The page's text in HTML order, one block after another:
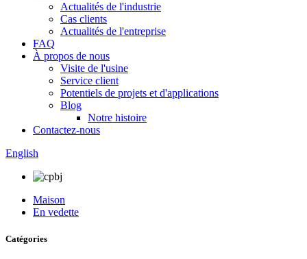
Actualités de l'industrie
Cas clients
Actualités de l'entreprise
FAQ
À propos de nous
Visite de l'usine
Service client
Potentiels de projets et d'applications
Blog
Notre histoire
Contactez-nous
English
Maison
En vedette
Catégories